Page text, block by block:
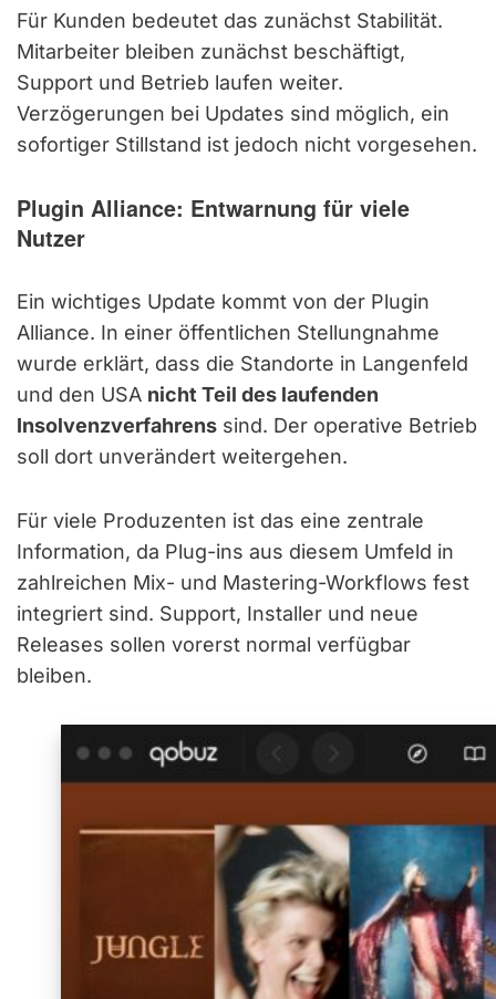
Für Kunden bedeutet das zunächst Stabilität.
Mitarbeiter bleiben zunächst beschäftigt,
Support und Betrieb laufen weiter.
Verzögerungen bei Updates sind möglich, ein
sofortiger Stillstand ist jedoch nicht vorgesehen.
Plugin Alliance: Entwarnung für viele
Nutzer
Ein wichtiges Update kommt von der Plugin
Alliance. In einer öffentlichen Stellungnahme
wurde erklärt, dass die Standorte in Langenfeld
und den USA nicht Teil des laufenden
Insolvenzverfahrens sind. Der operative Betrieb
soll dort unverändert weitergehen.
Für viele Produzenten ist das eine zentrale
Information, da Plug-ins aus diesem Umfeld in
zahlreichen Mix- und Mastering-Workflows fest
integriert sind. Support, Installer und neue
Releases sollen vorerst normal verfügbar
bleiben.